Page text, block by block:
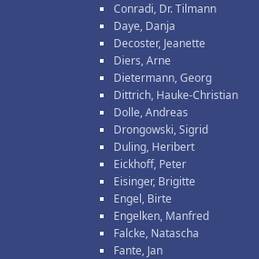
Conradi, Dr. Tilmann
Daye, Danja
Decoster, Jeanette
Diers, Arne
Dietermann, Georg
Dittrich, Hauke-Christian
Dolle, Andreas
Drongowski, Sigrid
Duling, Heribert
Eickhoff, Peter
Eisinger, Brigitte
Engel, Birte
Engelken, Manfred
Falcke, Natascha
Fante, Jan